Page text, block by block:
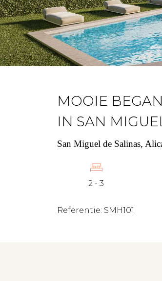
MOOIE
IN SAN
San Miguel de Salinas,
2 - 3
Referentie: SMH101